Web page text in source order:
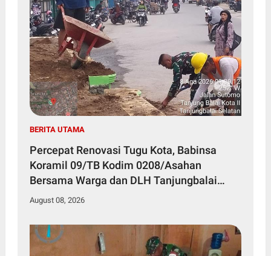
BERITA UTAMA
Percepat Renovasi Tugu Kota, Babinsa
Koramil 09/TB Kodim 0208/Asahan
Bersama Warga dan DLH Tanjungbalai
Gelar Gotong Royong
August 08, 2026